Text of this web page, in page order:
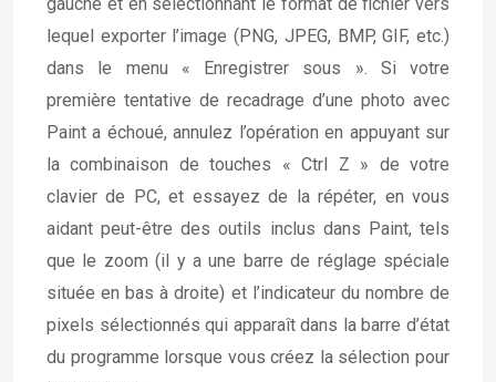
lequel exporter l’image (PNG, JPEG, BMP, GIF, etc.)
dans le menu « Enregistrer sous ». Si votre
première tentative de recadrage d’une photo avec
Paint a échoué, annulez l’opération en appuyant sur
la combinaison de touches « Ctrl Z » de votre
clavier de PC, et essayez de la répéter, en vous
aidant peut-être des outils inclus dans Paint, tels
que le zoom (il y a une barre de réglage spéciale
située en bas à droite) et l’indicateur du nombre de
pixels sélectionnés qui apparaît dans la barre d’état
du programme lorsque vous créez la sélection pour